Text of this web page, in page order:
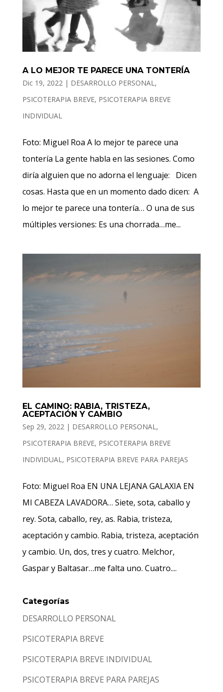
A LO MEJOR TE PARECE UNA TONTERÍA
Dic 19, 2022| DESARROLLO PERSONAL,
PSICOTERAPIA BREVE, PSICOTERAPIA BREVE
INDIVIDUAL
Foto: Miguel Roa A lo mejor te parece una
tontería La gente habla en las sesiones. Como
diría alguien que no adorna el lenguaje: Dicen
cosas. Hasta que en un momento dado dicen: A
lo mejor te parece una tontería… O una de sus
múltiples versiones: Es una chorrada…me...
EL CAMINO: RABIA, TRISTEZA,
ACEPTACIÓN Y CAMBIO
Sep 29, 2022 | DESARROLLO PERSONAL ,
PSICOTERAPIA BREVE, PSICOTERAPIA BREVE
INDIVIDUAL , PSICOTERAPIA BREVE PARA PAREJAS
Foto: Miguel Roa EN UNA LEJANA GALAXIA EN
MI CABEZA LAVADORA… Siete, sota, caballo y
rey. Sota, caballo, rey, as. Rabia, tristeza,
aceptación y cambio. Rabia, tristeza, aceptación
y cambio. Un, dos, tres y cuatro. Melchor,
Gaspar y Baltasar…me falta uno. Cuatro....
Categorías
DESARROLLO PERSONAL
PSICOTERAPIA BREVE
PSICOTERAPIA BREVE INDIVIDUAL
PSICOTERAPIA BREVE PARA PAREJAS